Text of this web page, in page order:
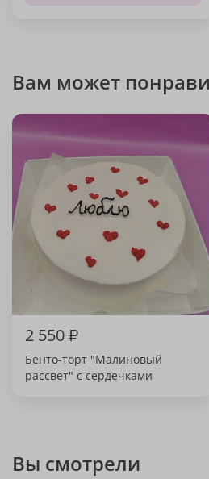
Вам может
2 550₽
Бенто-торт "Малиновый
рассвет" с сердечками
Вы смотрели